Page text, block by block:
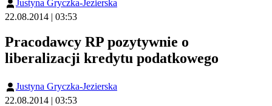
Justyna Gryczka-Jezierska
22.08.2014 | 03:53
Pracodawcy RP pozytywnie o
liberalizacji kredytu podatkowego
Justyna Gryczka-Jezierska
22.08.2014 | 03:53